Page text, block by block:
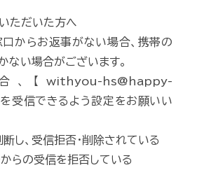
ただいた方へ
からお返事がない場合、携帯の
ない場合がございます。
【withyou-hs@happy-
受信できるよう設定をお願いい
断し、受信拒否・削除されている
からの受信を拒否している